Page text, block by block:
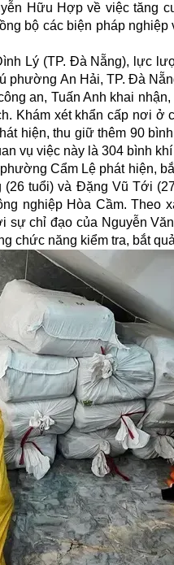
Hữu Hợp về việc tăng
bộ các biện pháp
Lý (TP. Đà Nẵng), lực
phường An Hải, TP. Đà
an, Tuấn Anh khai
Khám xét khẩn cấp nơi ở
hiện, thu giữ thêm 90
vụ việc này là 304 bình
Cẩm Lệ phát hiện,
tuổi) và Đặng Vũ Tới
nghiệp Hòa Cầm. Theo
chỉ đạo của Nguyễn
chức năng kiểm tra, bắt